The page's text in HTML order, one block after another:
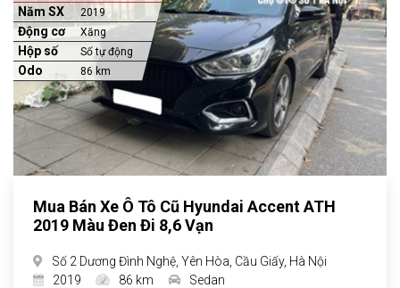
Năm SX 2019
Động cơ Xăng
Hộp số Số tự động
Odo 86 km
Mua Bán Xe Ô Tô Cũ Hyundai Accent ATH
2019 Màu Đen Đi 8,6 Vạn
Số 2 Dương Đình Nghệ, Yên Hòa, Cầu Giấy, Hà Nội
2019
86 km Sedan